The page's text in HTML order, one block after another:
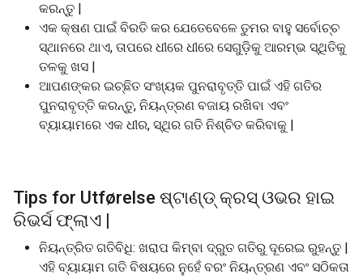
କରନ୍ତୁ |
ଏକ କ୍ଷଣ ପାଇଁ ବିରତି କର ଯେତେବେଳେ ତୁମର ବାହୁ ସର୍ବୋଚ୍ଚ
ସ୍ଥାନରେ ଥାଏ, ତାପରେ ଧୀରେ ଧୀରେ ସେଗୁଡ଼ିକୁ ଆରମ୍ଭ ସ୍ଥିତିକୁ
ତଳକୁ ଖସ |
ଆପଣଙ୍କର ଇଚ୍ଛିତ ସଂଖ୍ୟକ ପୁନରାବୃତ୍ତି ପାଇଁ ଏହି ଗତିର
ପୁନରାବୃତ୍ତି କରନ୍ତୁ, ନିୟନ୍ତ୍ରଣ ବଜାୟ ରଖିବା ଏବଂ
ବ୍ୟାୟାମରେ ଏକ ଧୀର, ସ୍ଥିର ଗତି ନିଶ୍ଚିତ କରିବାକୁ |
Tips for Utførelse ଷ୍ଟାଣ୍ଡ୍ କ୍ରସ୍ ଓଭର ହାଇ
ରିଭର୍ସ ଫ୍ଲାଏ |
ନିୟନ୍ତ୍ରିତ ଗତିବିଧି: ଖରାପ କିମ୍ବା ଦ୍ରୁତ ଗତିରୁ ଦୂରେଇ ରୁହନ୍ତୁ |
ଏହି ବ୍ୟାୟାମ ଗତି ବିଷୟରେ ନୁହେଁ ବରଂ ନିୟନ୍ତ୍ରଣ ଏବଂ ସଠିକତା